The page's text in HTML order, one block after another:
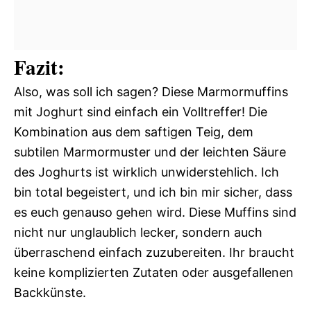
Fazit:
Also, was soll ich sagen? Diese Marmormuffins
mit Joghurt sind einfach ein Volltreffer! Die
Kombination aus dem saftigen Teig, dem
subtilen Marmormuster und der leichten Säure
des Joghurts ist wirklich unwiderstehlich. Ich
bin total begeistert, und ich bin mir sicher, dass
es euch genauso gehen wird. Diese Muffins sind
nicht nur unglaublich lecker, sondern auch
überraschend einfach zuzubereiten. Ihr braucht
keine komplizierten Zutaten oder ausgefallenen
Backkünste.